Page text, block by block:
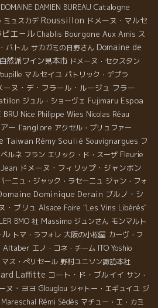
DOMAINE DAMIEN BUREAU Catalogne
ミュスカデ Roussillon ドメーヌ・マルセ
エ－ル Chablis Bourgone Aux Amis ス
バトル サカガミの日野さん Domaine de
然派ワイン見本市 ドメーヌ・セクスタン
マルセイユ パトリック・デプラ
ーヌ・デ・フラール・ルージュ フラー
ジュル・ショーヴェ Fujimaru Espoa
Nice Philippe Wies Nicolas Réau
ー l'anglore アクセル・プリュファー
Taiwan Rémy Soulié Souvignargues フ
ルネ フラン エリック・ド・スーザ Fleurie
ドメーヌ・フィリップ・ジャンボン
ーニュ・ジャック・ラセーニュ ジャン・フォ
Dominique Derain ブルノ・シ
・ブリュ Alsace Foire "Les Vins Libérés"
BMO 社 Massimo ジュンさん モンマルト
トマ・ラフォレ 大阪の小松屋 カーヴ・フ
Altaber エノ・コネ・チーム ITO Yoshio
マス・ぺリセール 野村ユニソン諏訪本社
Laffitte コート・ド・ブルイイ サン・
ヌ・ヨヨ Glouglou シャトー・エギュイユ ジ
Rémi Sédès マチュー・エ・カミ